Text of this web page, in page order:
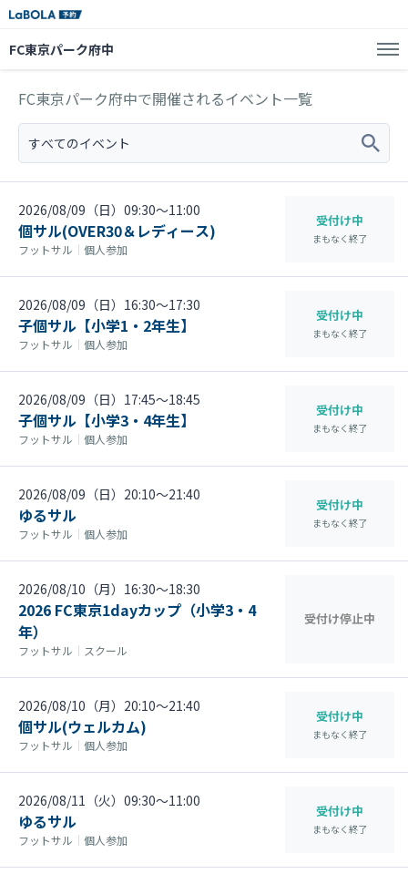
FC東京パーク府中
FC東京パーク府中で開催されるイベント一覧
すべてのイベント
2026/08/09（日）09:30〜11:00
個サル(OVER30＆レディース)
フットサル ｜ 個人参加
受付け中
まもなく終了
2026/08/09（日）16:30〜17:30
子個サル【小学1・2年生】
フットサル ｜ 個人参加
受付け中
まもなく終了
2026/08/09（日）17:45〜18:45
子個サル【小学3・4年生】
フットサル ｜ 個人参加
受付け中
まもなく終了
2026/08/09（日）20:10〜21:40
ゆるサル
フットサル ｜ 個人参加
受付け中
まもなく終了
2026/08/10（月）16:30〜18:30
2026 FC東京1dayカップ（小学3・4
年）
フットサル ｜ スクール
受付け停止中
2026/08/10（月）20:10〜21:40
個サル(ウェルカム)
フットサル ｜ 個人参加
受付け中
まもなく終了
2026/08/11（火）09:30〜11:00
ゆるサル
フットサル ｜ 個人参加
受付け中
まもなく終了